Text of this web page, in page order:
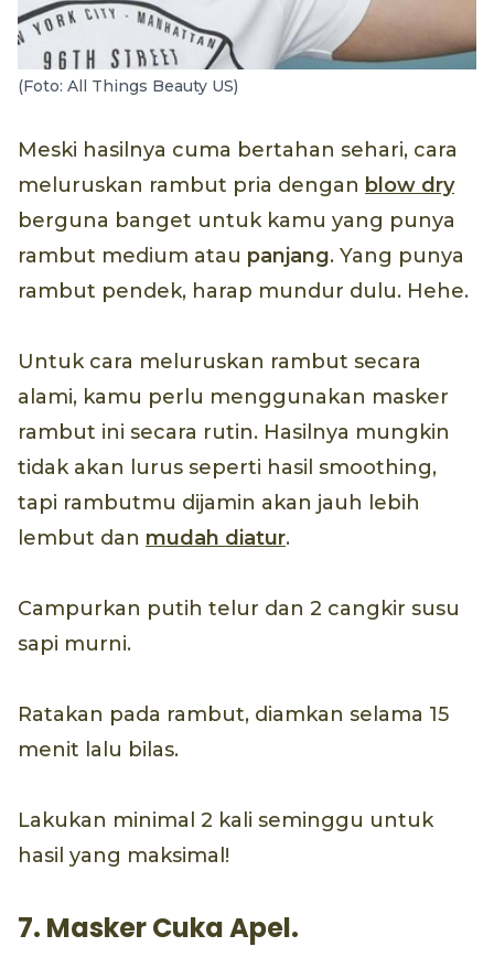
(Foto: All Things Beauty US)
Meski hasilnya cuma bertahan sehari, cara
meluruskan rambut pria dengan blow dry
berguna banget untuk kamu yang punya
rambut medium atau panjang. Yang punya
rambut pendek, harap mundur dulu. Hehe.
Untuk cara meluruskan rambut secara
alami, kamu perlu menggunakan masker
rambut ini secara rutin. Hasilnya mungkin
tidak akan lurus seperti hasil smoothing,
tapi rambutmu dijamin akan jauh lebih
lembut dan mudah diatur.
Campurkan putih telur dan 2 cangkir susu
sapi murni.
Ratakan pada rambut, diamkan selama 15
menit lalu bilas.
Lakukan minimal 2 kali seminggu untuk
hasil yang maksimal!
7. Masker Cuka Apel.